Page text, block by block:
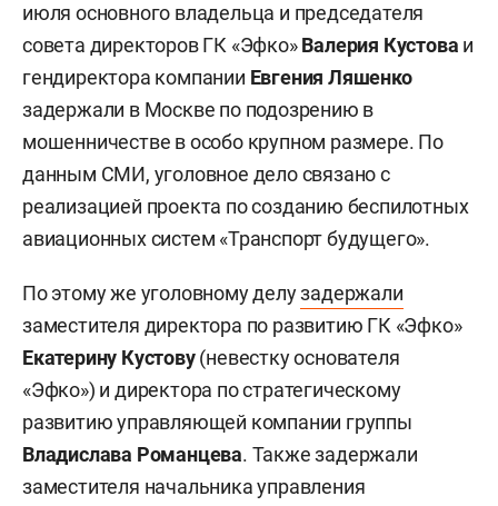
июля основного владельца и председателя
совета директоров ГК «Эфко»Валерия Кустова и
гендиректора компании Евгения Ляшенко
задержали в Москве по подозрению в
мошенничестве в особо крупном размере. По
данным СМИ, уголовное дело связано с
реализацией проекта по созданию беспилотных
авиационных систем «Транспорт будущего».
По этому же уголовному делузадержали
заместителя директора по развитию ГК «Эфко»
Екатерину Кустову(невестку основателя
«Эфко») и директора по стратегическому
развитию управляющей компании группы
Владислава Романцева. Также задержали
заместителя начальника управления